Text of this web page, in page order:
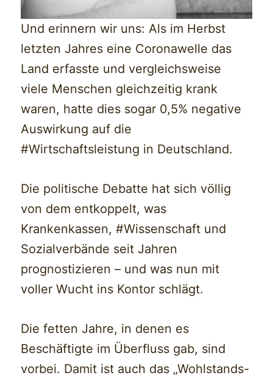
Und erinnern wir uns: Als im Herbst
letzten Jahres eine Coronawelle das
Land erfasste und vergleichsweise
viele Menschen gleichzeitig krank
waren, hatte dies sogar 0,5% negative
Auswirkung auf die
#Wirtschaftsleistung in Deutschland.
Die politische Debatte hat sich völlig
von dem entkoppelt, was
Krankenkassen, #Wissenschaft und
Sozialverbände seit Jahren
prognostizieren – und was nun mit
voller Wucht ins Kontor schlägt.
Die fetten Jahre, in denen es
Beschäftigte im Überfluss gab, sind
vorbei. Damit ist auch das „Wohlstands-